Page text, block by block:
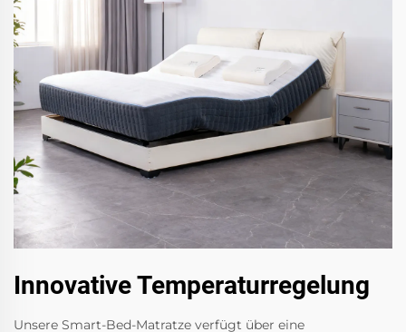
Innovative Temperaturregelung
Unsere Smart-Bed-Matratze verfügt über eine